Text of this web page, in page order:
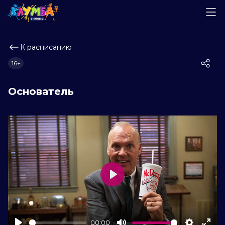
К расписанию
Основатель
16+
00:00
Play